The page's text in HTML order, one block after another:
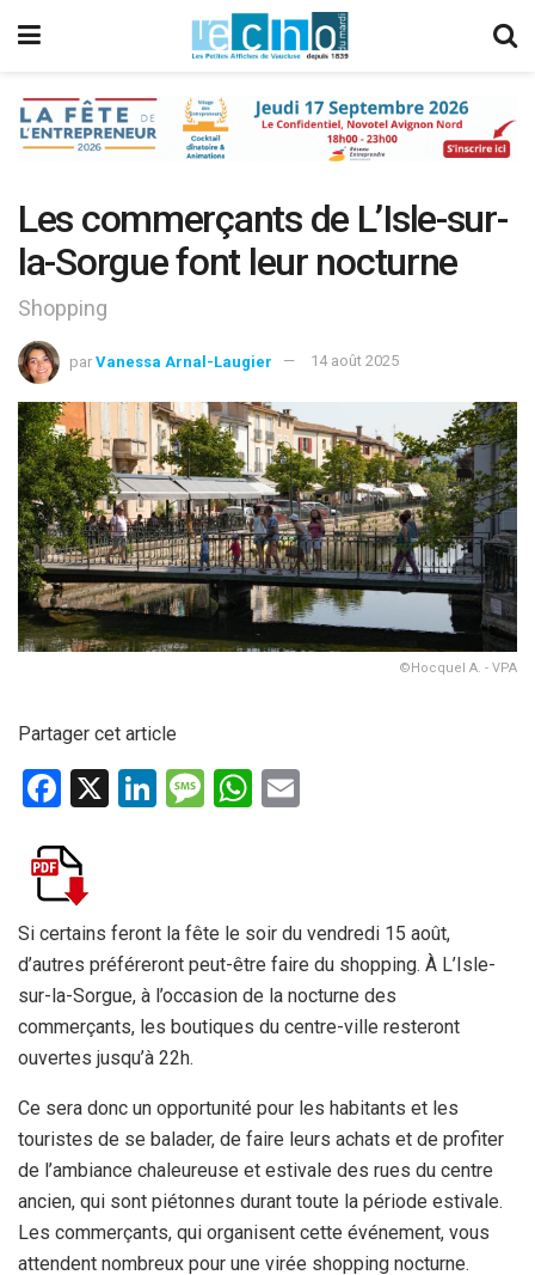
Les commerçants de L’Isle-sur-
la-Sorgue font leur nocturne
Shopping
par Vanessa Arnal-Laugier 14 août 2025
©Hocquel A. - VPA
Partager cet article
F
ce
b
o
o
k
X
Li
n
M
g
e
W
A
p
p
Si certains feront la fête le soir du vendredi 15 août,
d’autres préféreront peut-être faire du shopping. À L’Isle-
sur-la-Sorgue, à l’occasion de la nocturne des
commerçants, les boutiques du centre-ville resteront
ouvertes jusqu’à 22h.
Ce sera donc un opportunité pour les habitants et les
touristes de se balader, de faire leurs achats et de profiter
de l’ambiance chaleureuse et estivale des rues du centre
ancien, qui sont piétonnes durant toute la période estivale.
Les commerçants, qui organisent cette événement, vous
attendent nombreux pour une virée shopping nocturne.